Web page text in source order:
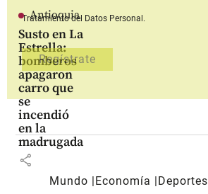
Antioquia
Susto en La
Estrella:
bomberos
apagaron
carro que
se
incendió
en la
madrugada
share
Tratamiento del Datos Personal.
Mundo Economía Deportes